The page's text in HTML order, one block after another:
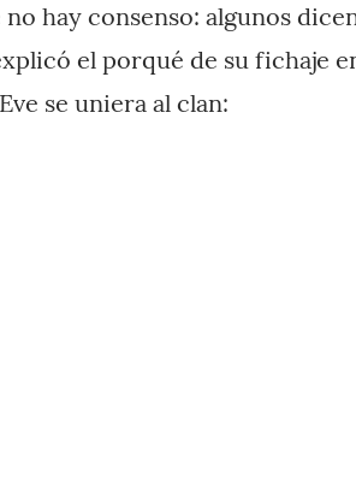
hay consenso: algunos
el porqué de su fichaje
se uniera al clan: